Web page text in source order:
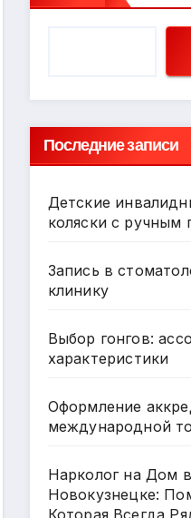
Последние записи
Детские
коляски с ручным
Запись в
клинику
Выбор гонгов:
характеристики
Оформление
международной
Нарколог на Дом в
Новокузнецке:
Которая Всегда